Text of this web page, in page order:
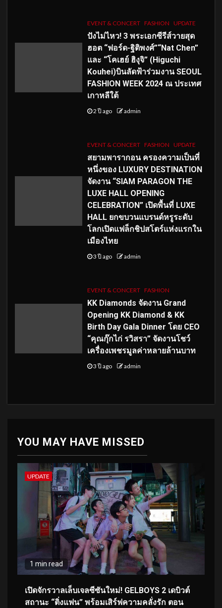
EVENT & CONCERT FASHION UPDATE
ปังไม่ไหว! 3 พระเอกซีรีส์วายสุด
ฮอต “ฟอร์ด-ฐิติพงศ์”“Nat Chen”
และ “โคเฮย์ ฮิงุจิ” (Higuchi
Kouhei)บินลัดฟ้าร่วมงาน SEOUL
FASHION WEEK 2024 ณ ประเทศ
เกาหลีใต้
2 ปี ago admin
EVENT & CONCERT FASHION UPDATE
สยามพารากอน ครองความเป็นที่
หนึ่งของ LUXURY DESTINATION
จัดงาน “SIAM PARAGON THE
LUXE HALL OPENING
CELEBRATION” เปิดพื้นที่ LUXE
HALL ยกขบวนแบรนด์หรูระดับ
โลกเปิดแฟล็กชิปสโตร์แห่งแรกใน
เมืองไทย
3 ปี ago admin
EVENT & CONCERT FASHION
KK Diamonds จัดงาน Grand
Opening KK Diamond & KK
Birth Day Gala Dinner โดย CEO
“คุณกุ๊กไก่ รวิสรา” จัดงานโชว์
เครื่องเพชรมูลค่าหลายล้านบาท
3 ปี ago admin
YOU MAY HAVE MISSED
UPDATE
1 min read
เปิดจักรวาลเล็บเจลซีซันใหม่! GELBOYS 2 เดบิวต์
สถานะ “ติ่งแฟน” พร้อมเสิร์ฟความคลั่งรัก ตอน